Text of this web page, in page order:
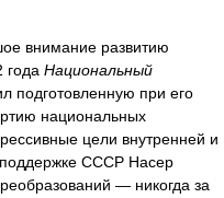
внимание развитию
года Национальный
подготовленную при его
национальных
цели внутренней и
СССР Насер
— никогда за